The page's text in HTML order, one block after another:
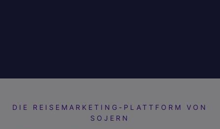
DIE REISEMARKETING-PLATTFORM VON
SOJERN